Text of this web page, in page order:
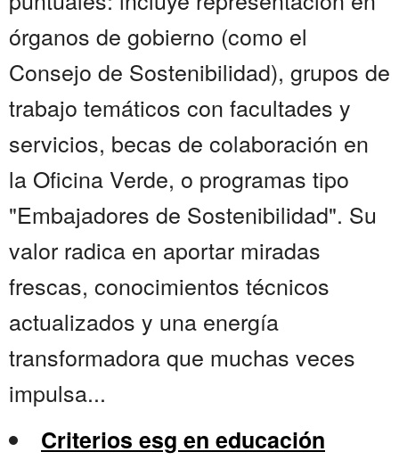
órganos de gobierno (como el
Consejo de Sostenibilidad), grupos de
trabajo temáticos con facultades y
servicios, becas de colaboración en
la Oficina Verde, o programas tipo
"Embajadores de Sostenibilidad". Su
valor radica en aportar miradas
frescas, conocimientos técnicos
actualizados y una energía
transformadora que muchas veces
impulsa...
Criterios esg en educación